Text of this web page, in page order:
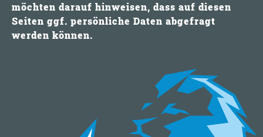
möchten darauf hinweisen, dass auf diesen
Seiten ggf. persönliche Daten abgefragt
werden können.